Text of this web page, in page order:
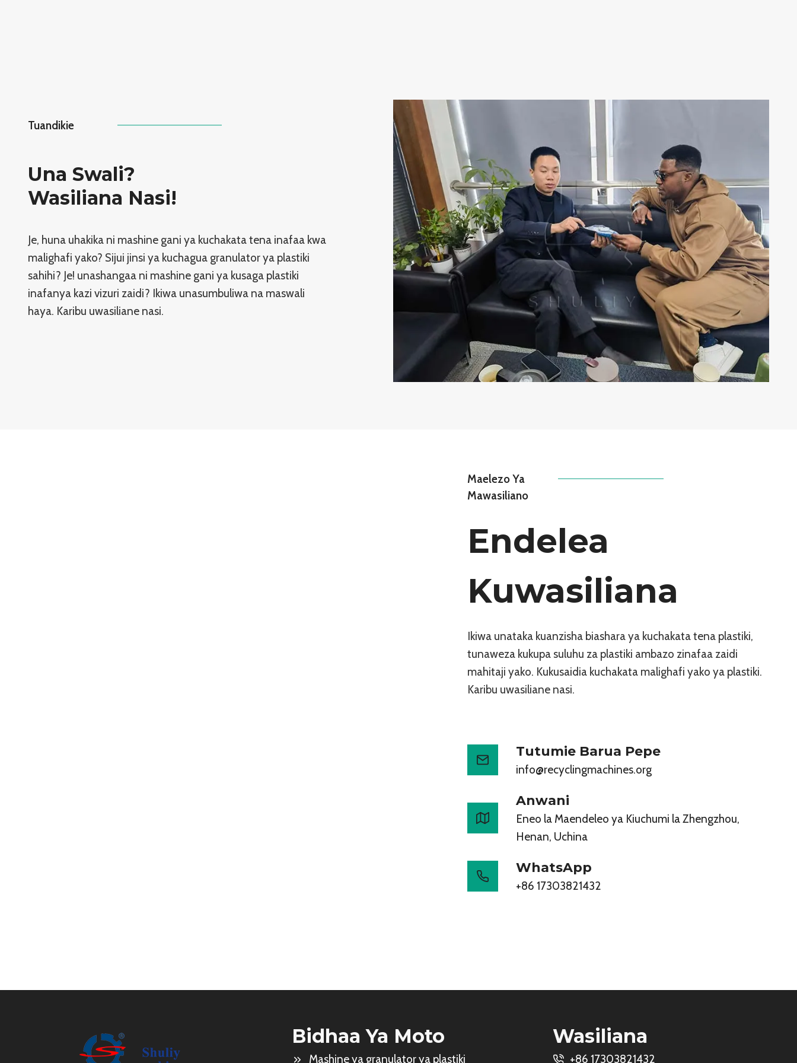
Tuandikie
Una Swali?
Wasiliana Nasi!
Je, huna uhakika ni mashine gani ya kuchakata tena inafaa kwa
malighafi yako? Sijui jinsi ya kuchagua granulator ya plastiki
sahihi? Je! unashangaa ni mashine gani ya kusaga plastiki
inafanya kazi vizuri zaidi? Ikiwa unasumbuliwa na maswali
haya. Karibu uwasiliane nasi.
Maelezo Ya
Mawasiliano
Endelea
Kuwasiliana
Ikiwa unataka kuanzisha biashara ya kuchakata tena plastiki,
tunaweza kukupa suluhu za plastiki ambazo zinafaa zaidi
mahitaji yako. Kukusaidia kuchakata malighafi yako ya plastiki.
Karibu uwasiliane nasi.
Tutumie Barua Pepe
info@recyclingmachines.org
Anwani
Eneo la Maendeleo ya Kiuchumi la Zhengzhou,
Henan, Uchina
WhatsApp
+86 17303821432
Bidhaa Ya Moto
Mashine ya granulator ya plastiki
Wasiliana
+86 17303821432